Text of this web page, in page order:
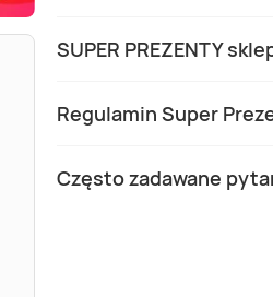
SUPER PREZENTY
Regulamin Super
Często zadawane